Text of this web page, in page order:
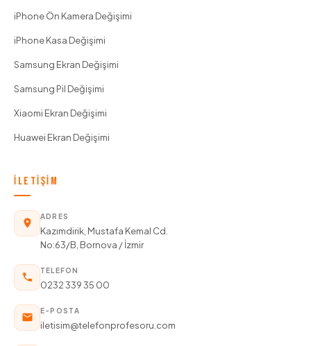
iPhone Ön Kamera Değişimi
iPhone Kasa Değişimi
Samsung Ekran Değişimi
Samsung Pil Değişimi
Xiaomi Ekran Değişimi
Huawei Ekran Değişimi
İLETIŞIM
ADRES
Kazımdirik, Mustafa Kemal Cd.
No:63/B, Bornova / İzmir
TELEFON
0232 339 35 00
E-POSTA
iletisim@telefonprofesoru.com